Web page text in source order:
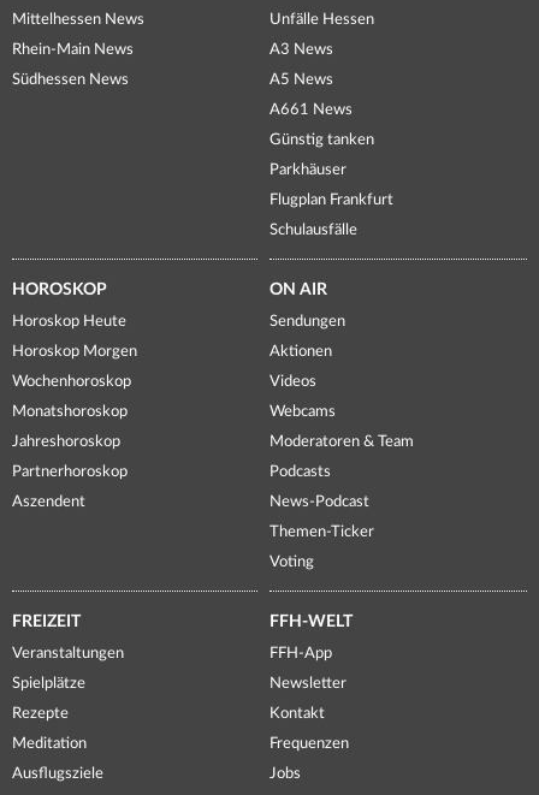
Mittelhessen News
Rhein-Main News
Südhessen News
Unfälle Hessen
A3 News
A5 News
A661 News
Günstig tanken
Parkhäuser
Flugplan Frankfurt
Schulausfälle
HOROSKOP
Horoskop Heute
Horoskop Morgen
Wochenhoroskop
Monatshoroskop
Jahreshoroskop
Partnerhoroskop
Aszendent
ON AIR
Sendungen
Aktionen
Videos
Webcams
Moderatoren & Team
Podcasts
News-Podcast
Themen-Ticker
Voting
FREIZEIT
Veranstaltungen
Spielplätze
Rezepte
Meditation
Ausflugsziele
FFH-WELT
FFH-App
Newsletter
Kontakt
Frequenzen
Jobs